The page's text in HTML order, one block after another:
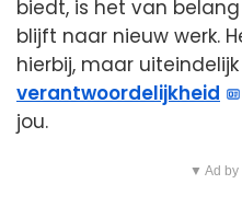
biedt, is het van
blijft naar nieuw werk.
hierbij, maar
verantwoordelijkheid
jou.
▼ Ad by